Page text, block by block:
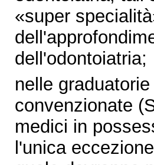
«super
dell'odontoiatria;
nelle
convenzionate
medici in
l'unica